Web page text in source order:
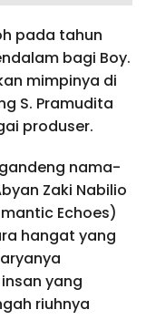
pada tahun
bagi Boy.
mimpinya di
S. Pramudita
produser.
nama-
Zaki Nabilio
Echoes)
hangat yang
yang
riuhnya